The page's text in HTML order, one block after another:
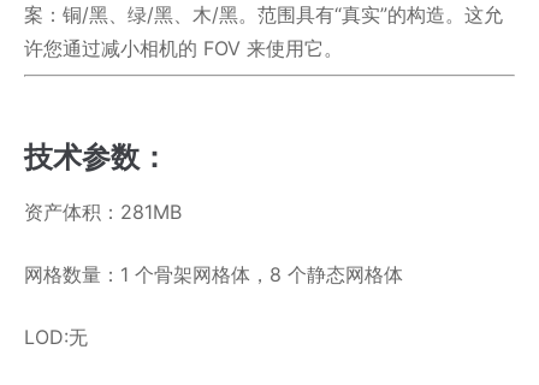
案：铜/黑、绿/黑、木/黑。范围具有“真实”的构造。这允
许您通过减小相机的 FOV 来使用它。
技术参数：
资产体积：281MB
网格数量：1 个骨架网格体，8 个静态网格体
LOD:无